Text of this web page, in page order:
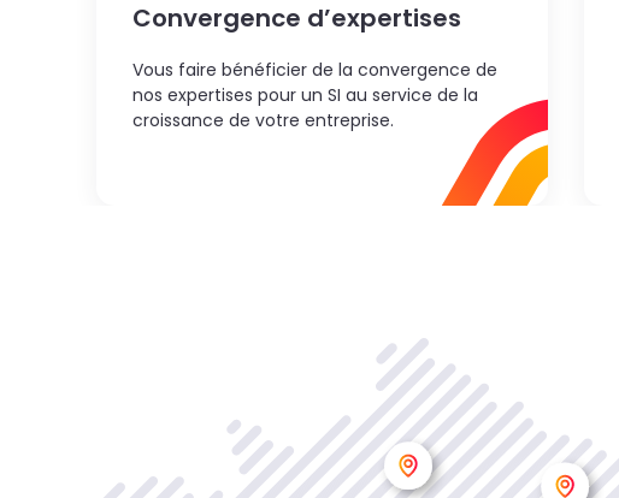
Convergence d’expertises
Vous faire bénéficier de la convergence de
nos expertises pour un SI au service de la
croissance de votre entreprise.